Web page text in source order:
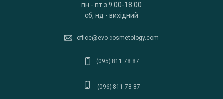
пн - пт з 9.00-18.00
сб, нд - вихідний
office@evo-cosmetology.com
(095) 811 78 87
(096) 811 78 87